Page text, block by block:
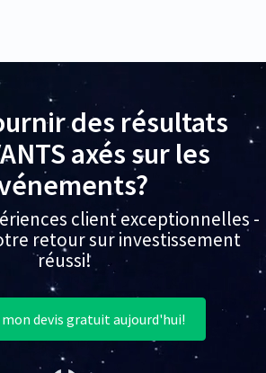
des résultats
axés sur les
client exceptionnelles -
retour sur investissement
réussi!
devis gratuit aujourd'hui!